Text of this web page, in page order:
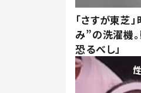
「さすが東芝
み”の洗濯機
恐るべし」